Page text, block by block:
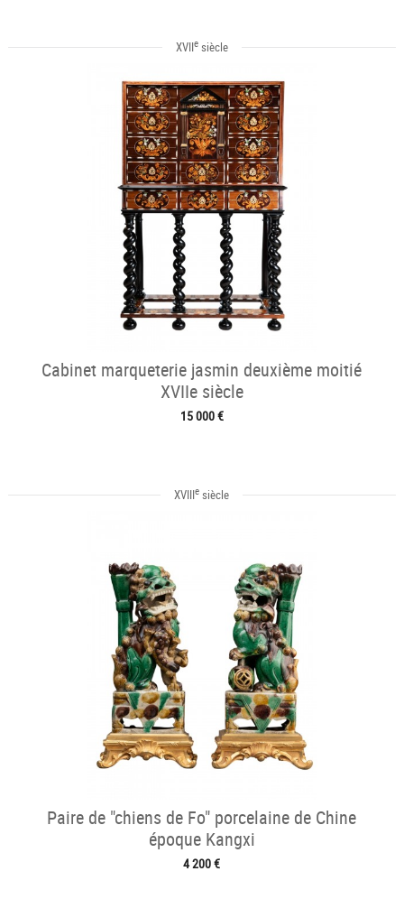
XVIIesiècle
Cabinet marqueterie jasmin deuxième moitié
XVIIe siècle
15 000 €
XVIIIe siècle
Paire de "chiens de Fo" porcelaine de Chine
époque Kangxi
4 200 €